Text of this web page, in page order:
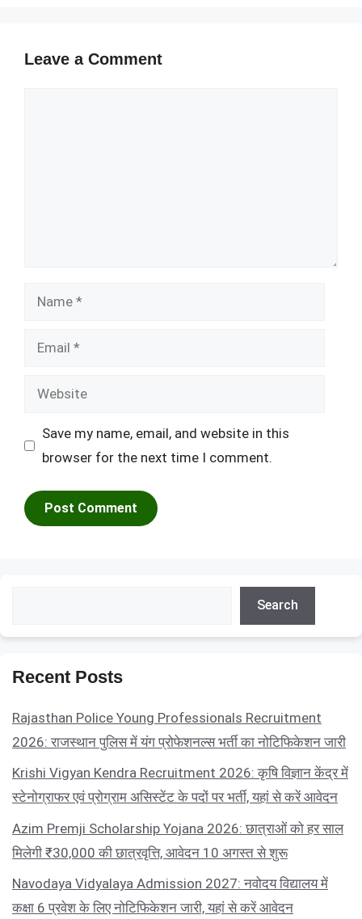
Leave a Comment
Name
Email
Website
Save my name, email, and website in this
browser for the next time I comment.
Search
Recent Posts
Rajasthan Police Young Professionals Recruitment
2026: राजस्थान पुलिस में यंग प्रोफेशनल्स भर्ती का नोटिफिकेशन जारी
Krishi Vigyan Kendra Recruitment 2026: कृषि विज्ञान केंद्र में
स्टेनोग्राफर एवं प्रोग्राम असिस्टेंट के पदों पर भर्ती, यहां से करें आवेदन
Azim Premji Scholarship Yojana 2026: छात्राओं को हर साल
मिलेगी ₹30,000 की छात्रवृत्ति, आवेदन 10 अगस्त से शुरू
Navodaya Vidyalaya Admission 2027: नवोदय विद्यालय में
कक्षा 6 प्रवेश के लिए नोटिफिकेशन जारी, यहां से करें आवेदन